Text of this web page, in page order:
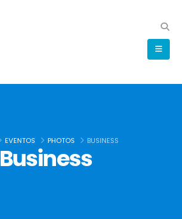
EVENTOS PHOTOS BUSINESS
Business